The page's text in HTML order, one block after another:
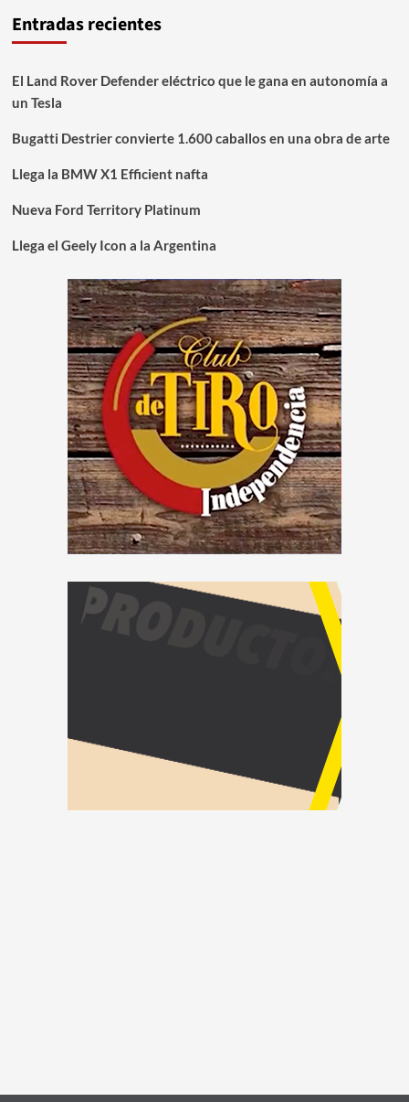
Entradas recientes
El Land Rover Defender eléctrico que le gana en autonomía a
un Tesla
Bugatti Destrier convierte 1.600 caballos en una obra de arte
Llega la BMW X1 Efficient nafta
Nueva Ford Territory Platinum
Llega el Geely Icon a la Argentina